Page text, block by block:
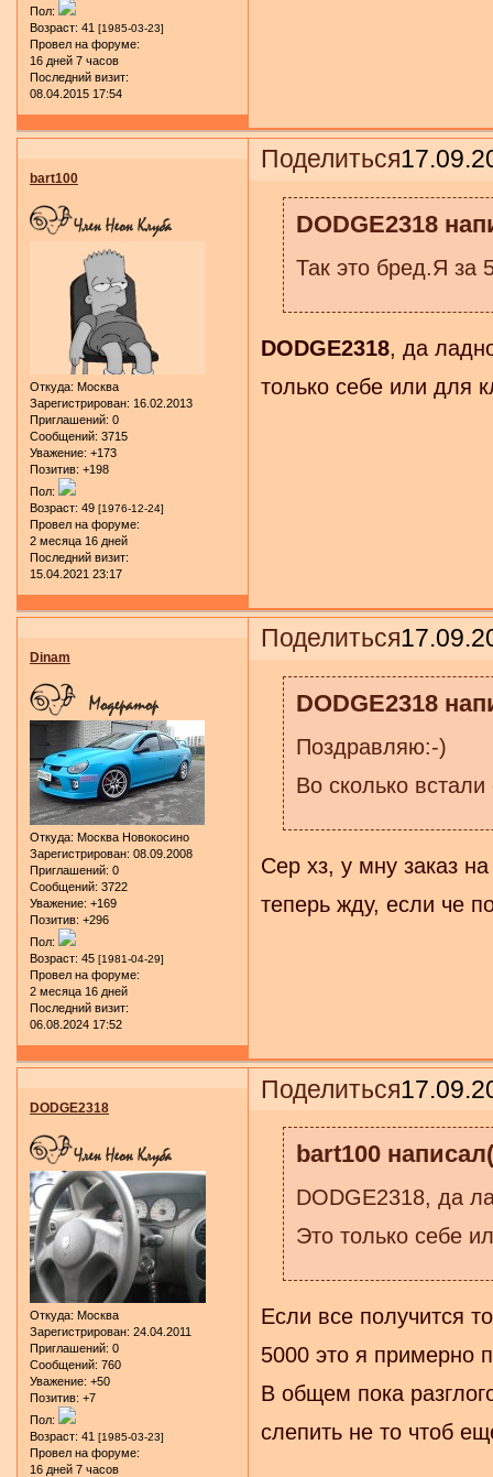
Пол:
Возраст: 41 [1985-03-23]
Провел на форуме:
16 дней 7 часов
Последний визит:
08.04.2015 17:54
Поделиться
bart100
Откуда: Москва
Зарегистрирован: 16.02.2013
Приглашений: 0
Сообщений: 3715
Уважение: +173
Позитив: +198
Пол:
Возраст: 49 [1976-12-24]
Провел на форуме:
2 месяца 16 дней
Последний визит:
15.04.2021 23:17
DODGE2318
Так это бред.Я за
DODGE2318, да
только себе или для
Поделиться
Dinam
Откуда: Москва Новокосино
Зарегистрирован: 08.09.2008
Приглашений: 0
Сообщений: 3722
Уважение: +169
Позитив: +296
Пол:
Возраст: 45 [1981-04-29]
Провел на форуме:
2 месяца 16 дней
Последний визит:
06.08.2024 17:52
DODGE2318
Поздравляю:-)
Во сколько встали
Сер хз, у мну заказ
теперь жду, если че
Поделиться
DODGE2318
Откуда: Москва
Зарегистрирован: 24.04.2011
Приглашений: 0
Сообщений: 760
Уважение: +50
Позитив: +7
Пол:
Возраст: 41 [1985-03-23]
Провел на форуме:
16 дней 7 часов
bart100
DODGE2318, да
Это только себе
Если все получится
5000 это я примерно
В общем пока
слепить не то чтоб